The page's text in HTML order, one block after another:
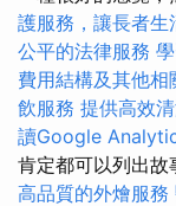
護服務，讓長者生
公平的法律服務
費用結構及其他相
飲服務 提供高效
讀Google
肯定都可以列出故
高品質的外燴服務